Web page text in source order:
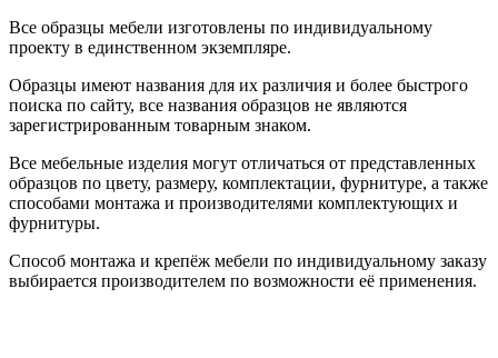
Все образцы мебели изготовлены по индивидуальному
проекту в единственном экземпляре.
Образцы имеют названия для их различия и более быстрого
поиска по сайту, все названия образцов не являются
зарегистрированным товарным знаком.
Все мебельные изделия могут отличаться от представленных
образцов по цвету, размеру, комплектации, фурнитуре, а также
способами монтажа и производителями комплектующих и
фурнитуры.
Способ монтажа и крепёж мебели по индивидуальному заказу
выбирается производителем по возможности её применения.